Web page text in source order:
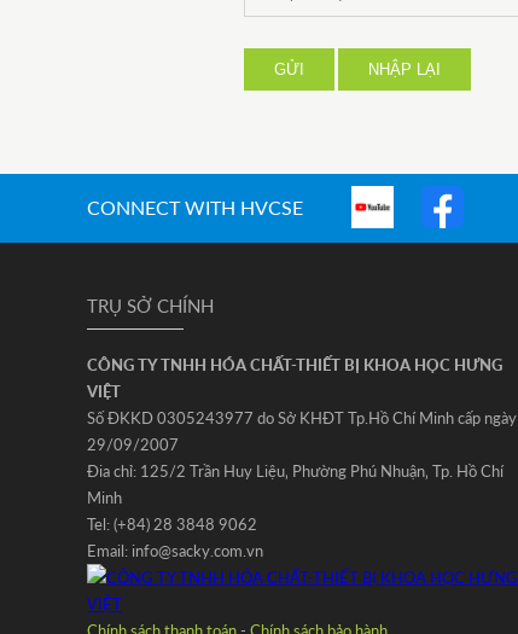
GỬI NHẬP LẠI
CONNECT WITH HVCSE
TRỤ SỞ CHÍNH
CÔNG TY TNHH HÓA CHẤT-THIẾT BỊ KHOA HỌC HƯNG
VIỆT
Số ĐKKD 0305243977 do Sở KHĐT Tp.Hồ Chí Minh cấp ngày
29/09/2007
Đia chỉ: 125/2 Trần Huy Liệu‚ Phường Phú Nhuận‚ Tp. Hồ Chí
Minh
Tel: (+84) 28 3848 9062
Email: info@sacky.com.vn